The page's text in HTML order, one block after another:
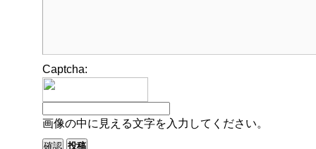
Captcha:
画像の中に見える文字を入力してください。